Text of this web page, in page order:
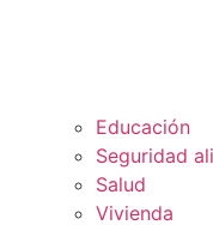
Educación
Seguridad
Salud
Vivienda